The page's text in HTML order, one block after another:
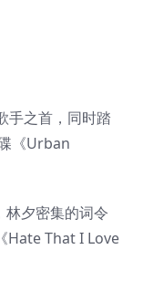
手之首，同时踏
《Urban
林夕密集的词令
Hate That I Love